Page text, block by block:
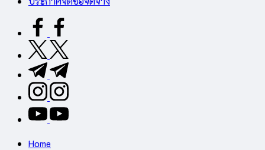
facebook.com
twitter.com
t.me
instagram.com
youtube.com
Home